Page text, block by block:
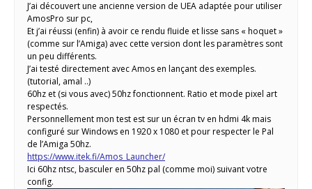
J’ai découvert une ancienne version de UEA adaptée pour utiliser
AmosPro sur pc,
Et j’ai réussi (enfin) à avoir ce rendu fluide et lisse sans « hoquet »
(comme sur l’Amiga) avec cette version dont les paramètres sont
un peu différents.
J’ai testé directement avec Amos en lançant des exemples.
(tutorial, amal ..)
60hz et (si vous avec) 50hz fonctionnent. Ratio et mode pixel art
respectés.
Personnellement mon test est sur un écran tv en hdmi 4k mais
configuré sur Windows en 1920 x 1080 et pour respecter le Pal
de l’Amiga 50hz.
https://www.itek.fi/Amos_Launcher/
Ici 60hz ntsc, basculer en 50hz pal (comme moi) suivant votre
config.